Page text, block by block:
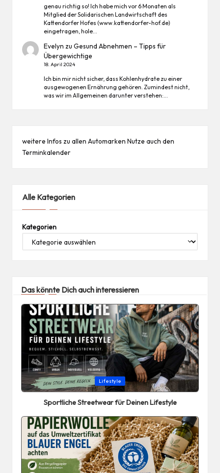
genau richtig so! Ich habe mich vor 6 Monaten als
Mitglied der Solidarischen Landwirtschaft des
Kattendorfer Hofes (www.kattendorfer-hof.de)
eingetragen, hole…
Evelyn zuGesund Abnehmen – Tipps für
Übergewichtige
18. April 2024
Ich bin mir nicht sicher, dass Kohlenhydrate zu einer
ausgewogenen Ernährung gehören. Zumindest nicht,
was wir im Allgemeinen darunter verstehen:…
weitere Infos zu allen Automarken Nutze auch den
Terminkalender
Alle Kategorien
Kategorien
Das könnte Dich auch interessieren
Posted
in
Lifestyle
Sportliche Streetwear für Deinen Lifestyle